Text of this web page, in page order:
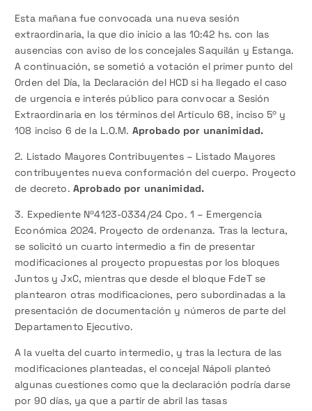
Esta mañana fue convocada una nueva sesión
extraordinaria, la que dio inicio a las 10:42 hs. con las
ausencias con aviso de los concejales Saquilán y Estanga.
A continuación, se sometió a votación el primer punto del
Orden del Día, la Declaración del HCD si ha llegado el caso
de urgencia e interés público para convocar a Sesión
Extraordinaria en los términos del Artículo 68, inciso 5º y
108 inciso 6 de la L.O.M. Aprobado por unanimidad.
2. Listado Mayores Contribuyentes – Listado Mayores
contribuyentes nueva conformación del cuerpo. Proyecto
de decreto. Aprobado por unanimidad.
3. Expediente Nº4123-0334/24 Cpo. 1 – Emergencia
Económica 2024. Proyecto de ordenanza. Tras la lectura,
se solicitó un cuarto intermedio a fin de presentar
modificaciones al proyecto propuestas por los bloques
Juntos y JxC, mientras que desde el bloque FdeT se
plantearon otras modificaciones, pero subordinadas a la
presentación de documentación y números de parte del
Departamento Ejecutivo.
A la vuelta del cuarto intermedio, y tras la lectura de las
modificaciones planteadas, el concejal Nápoli planteó
algunas cuestiones como que la declaración podría darse
por 90 días, ya que a partir de abril las tasas